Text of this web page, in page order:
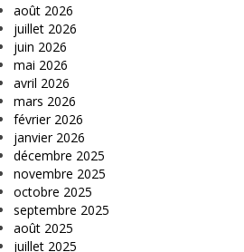
août 2026
juillet 2026
juin 2026
mai 2026
avril 2026
mars 2026
février 2026
janvier 2026
décembre 2025
novembre 2025
octobre 2025
septembre 2025
août 2025
juillet 2025